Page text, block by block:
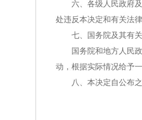
六、各级人民政府及
处违反本决定和有关法
七、国务院及其有关
国务院和地方人民政
动，根据实际情况给予一
八、本决定自公布之